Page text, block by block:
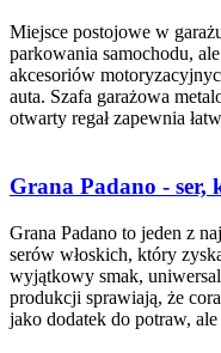
Miejsce postojowe w
parkowania samochodu,
akcesoriów
auta. Szafa garażowa
otwarty regał zapewnia
Grana Padano - ser,
Grana Padano to jeden z
serów włoskich, który
wyjątkowy smak,
produkcji sprawiają, że
jako dodatek do potraw,